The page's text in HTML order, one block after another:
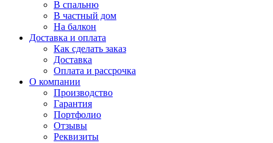
В спальню
В частный дом
На балкон
Доставка и оплата
Как сделать заказ
Доставка
Оплата и рассрочка
О компании
Производство
Гарантия
Портфолио
Отзывы
Реквизиты